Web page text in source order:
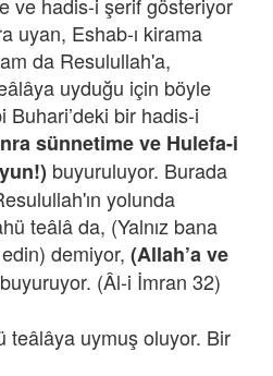
uyan, Eshab-ı kirama
da Resulullah'a,
uyduğu için böyle
bir hadis-i
sünnetime ve Hulefa-i
buyuruluyor. Burada
yolunda
teâlâ da, (Yalnız bana
demiyor, (Allah’a ve
buyuruyor. (Âl-i İmran 32)
teâlâya uymuş oluyor. Bir